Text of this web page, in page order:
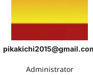
Administrator